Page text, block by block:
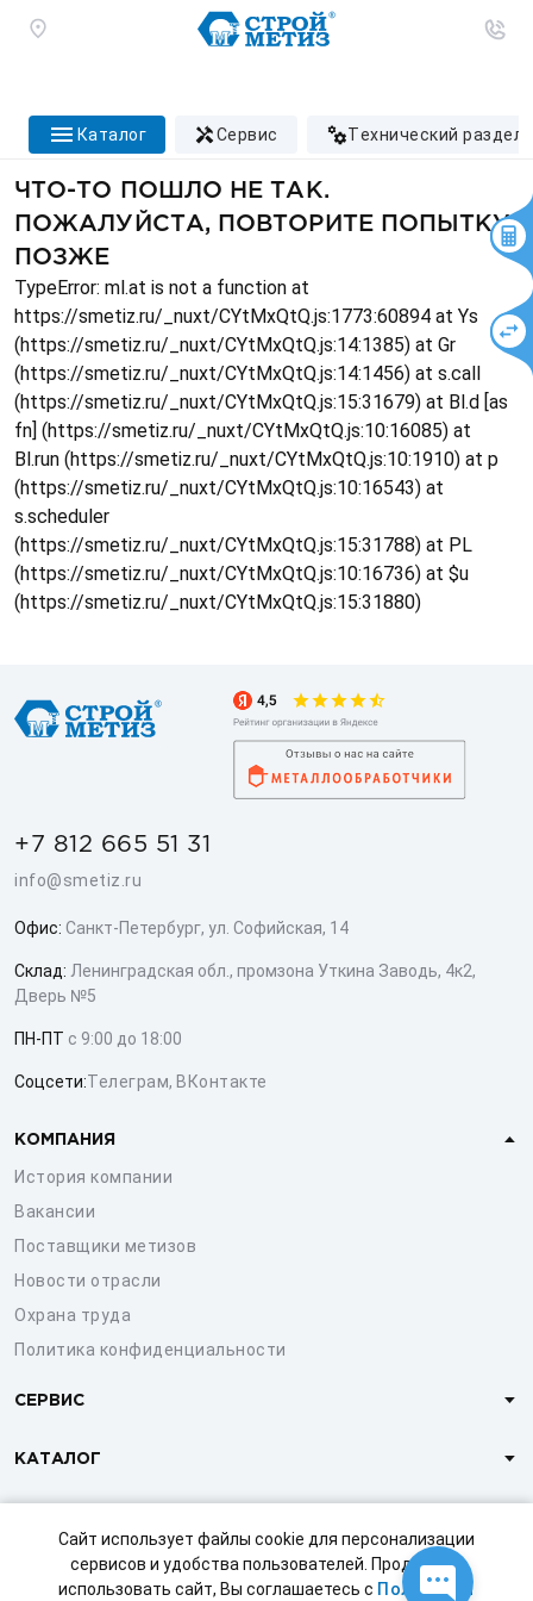
Сайт использует файлы cookie для персонализации
сервисов и удобства пользователей. Продолжая
использовать сайт, Вы соглашаетесь с Политикой
каталог сервис технический раздел
ЧТО-ТО ПОШЛО НЕ ТАК.
ПОЖАЛУЙСТА, ПОВТОРИТЕ ПОПЫТКУ
ПОЗЖЕ
TypeError: ml.at is not a function at
https://smetiz.ru/_nuxt/CYtMxQtQ.js:1773:60894 at Ys
(https://smetiz.ru/_nuxt/CYtMxQtQ.js:14:1385) at Gr
(https://smetiz.ru/_nuxt/CYtMxQtQ.js:14:1456) at s.call
(https://smetiz.ru/_nuxt/CYtMxQtQ.js:15:31679) at Bl.d [as
fn] (https://smetiz.ru/_nuxt/CYtMxQtQ.js:10:16085) at
Bl.run (https://smetiz.ru/_nuxt/CYtMxQtQ.js:10:1910) at p
(https://smetiz.ru/_nuxt/CYtMxQtQ.js:10:16543) at
s.scheduler
(https://smetiz.ru/_nuxt/CYtMxQtQ.js:15:31788) at PL
(https://smetiz.ru/_nuxt/CYtMxQtQ.js:10:16736) at $u
(https://smetiz.ru/_nuxt/CYtMxQtQ.js:15:31880)
+7 812 665 51 31
info@smetiz.ru
Офис: Санкт-Петербург, ул. Софийская, 14
Склад: Ленинградская обл., промзона Уткина Заводь, 4к2,
Дверь №5
ПН-ПТ с 9:00 до 18:00
Соцсети:Телеграм, ВКонтакте
КОМПАНИЯ
История компании
Вакансии
Поставщики метизов
Новости отрасли
Охрана труда
Политика конфиденциальности
СЕРВИС
КАТАЛОГ